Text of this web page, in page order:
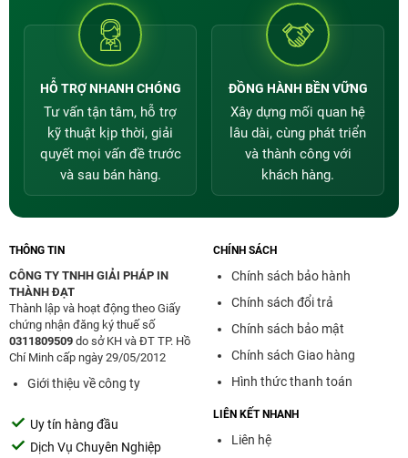
HỖ TRỢ NHANH CHÓNG
Tư vấn tận tâm, hỗ trợ
kỹ thuật kịp thời, giải
quyết mọi vấn đề trước
và sau bán hàng.
ĐỒNG HÀNH BỀN VỮNG
Xây dựng mối quan hệ
lâu dài, cùng phát triển
và thành công với
khách hàng.
THÔNG TIN
CÔNG TY TNHH GIẢI PHÁP IN
THÀNH ĐẠT
Thành lập và hoạt động theo Giấy
chứng nhận đăng ký thuế số
0311809509 do sở KH và ĐT TP. Hồ
Chí Minh cấp ngày 29/05/2012
Giới thiệu về công ty
Uy tín hàng đầu
Dịch Vụ Chuyên Nghiệp
CHÍNH SÁCH
Chính sách bảo hành
Chính sách đổi trả
Chính sách bảo mật
Chính sách Giao hàng
Hình thức thanh toán
LIÊN KẾT NHANH
Liên hệ